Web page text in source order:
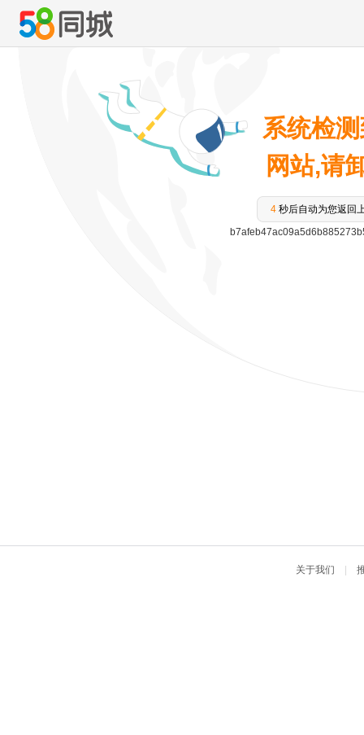
系统检
网站,请
3 秒后自动为您返回
关于我们